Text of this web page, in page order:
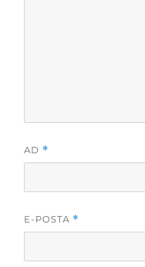
AD *
E-POSTA *